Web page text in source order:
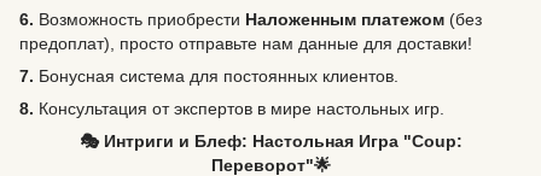
6. Возможность приобрести Наложенным платежом (без
предоплат), просто отправьте нам данные для доставки!
7. Бонусная система для постоянных клиентов.
8. Консультация от экспертов в мире настольных игр.
🎭 Интриги и Блеф: Настольная Игра "Coup:
Переворот"🌟